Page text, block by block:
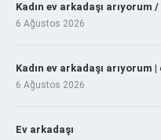
Kadın ev arkadaşı arıyorum
6 Ağustos 2026
Kadın ev arkadaşı arıyorum
6 Ağustos 2026
Ev arkadaşı